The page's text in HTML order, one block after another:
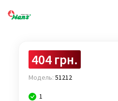
404 грн.
Модель: 51212
1